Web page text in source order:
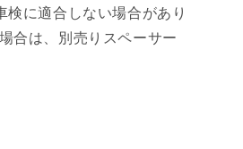
に適合しない場合があり
合は、別売りスペーサー